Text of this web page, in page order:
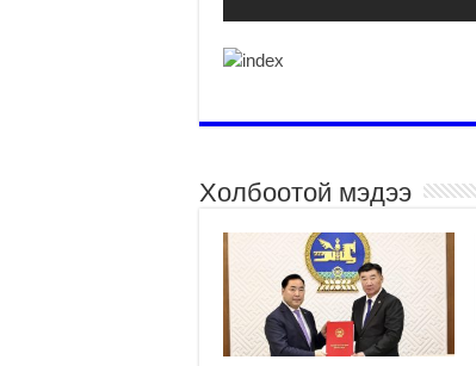
Холбоотой мэдээ